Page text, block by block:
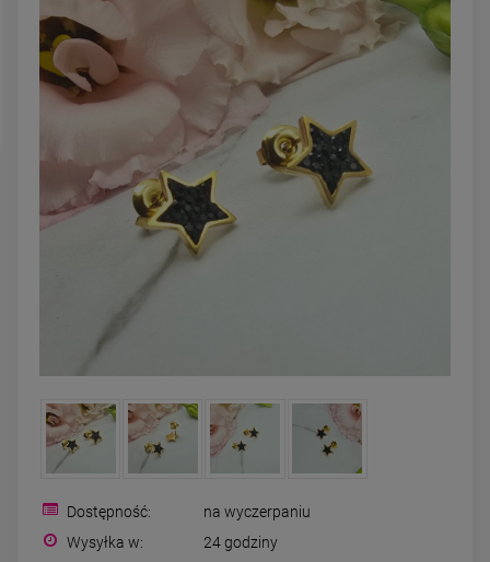
powiadom o
dostępności
CHIRURGICZNA motylek
czarny
39,00 zł
Dostępność:
na wyczerpaniu
Wysyłka w:
24 godziny